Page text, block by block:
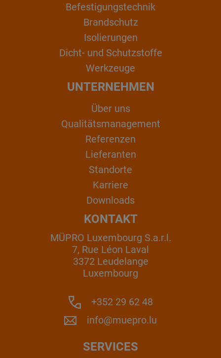
Befestigungstechnik
Brandschutz
Isolierungen
Dicht- und Schutzstoffe
Werkzeuge
UNTERNEHMEN
Über uns
Qualitätsmanagement
Referenzen
Lieferanten
Standorte
Karriere
Downloads
KONTAKT
MÜPRO Luxembourg S.a.r.l.
7, Rue Léon Laval
3372 Leudelange
Luxembourg
+352 29 62 48
info@muepro.lu
SERVICES